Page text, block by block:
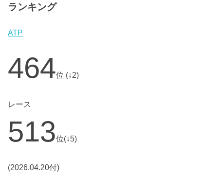
ランキング
ATP
464位 (↓2)
レース
513位(↓5)
(2026.04.20付)